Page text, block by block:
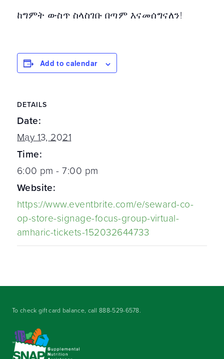
ከግምት ውስጥ ስላስገቡ በጣም እናመሰግናለን!
Add to calendar
DETAILS
Date:
May 13, 2021
Time:
6:00 pm - 7:00 pm
Website:
https://www.eventbrite.com/e/seward-co-
op-store-signage-focus-group-virtual-
amharic-tickets-152032644733
To check gift card balance, call888-529-6578.